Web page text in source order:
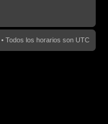
• Todos los horarios son UTC